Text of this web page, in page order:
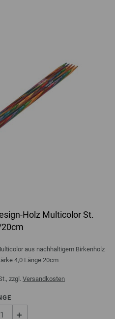
Holz Multicolor St.
aus nachhaltigem Birkenholz
4,0 Länge 20cm
zzgl. Versandkosten